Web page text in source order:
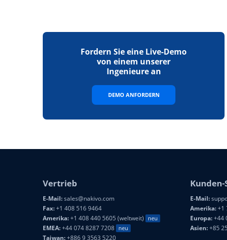
Fordern Sie eine Live-Demo
von einem unserer
Ingenieure an
DEMO ANFORDERN
Vertrieb
E-Mail:sales@nakivo.com
Fax:+1 408 516 9464
Amerika:+1 408 440 5605 (weltweit) neu
EMEA:+44 074 8287 7208 neu
Taiwan:+886 9 3563 5220
E-Mail:
Amerika:+1
Europa:+44
Asien:+85